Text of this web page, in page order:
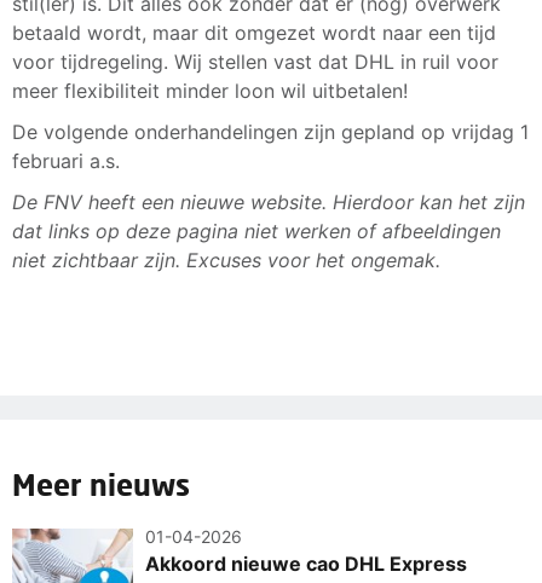
betaald wordt, maar dit omgezet wordt naar een tijd
voor tijdregeling. Wij stellen vast dat DHL in ruil voor
meer flexibiliteit minder loon wil uitbetalen!
De volgende onderhandelingen zijn gepland op vrijdag 1
februari a.s.
De FNV heeft een nieuwe website. Hierdoor kan het zijn
dat links op deze pagina niet werken of afbeeldingen
niet zichtbaar zijn. Excuses voor het ongemak.
Meer nieuws
01-04-2026
Akkoord nieuwe cao DHL Express